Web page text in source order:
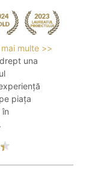
multe >>
una
piața
în